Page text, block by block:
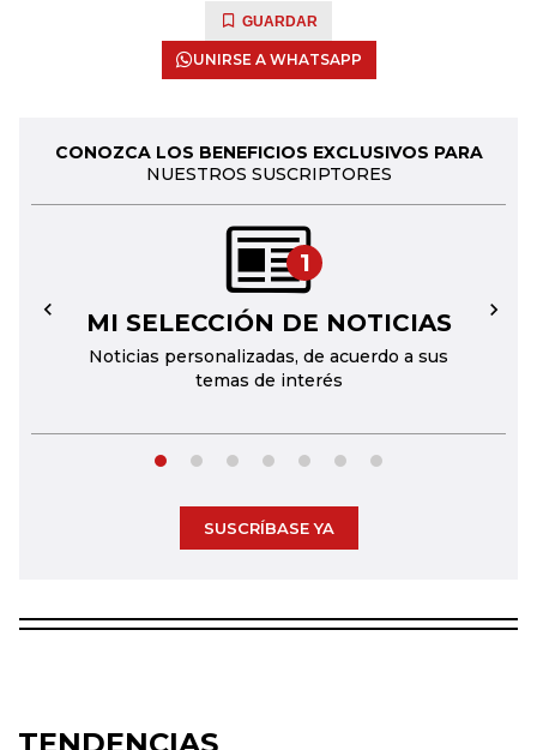
GUARDAR
UNIRSE A WHATSAPP
CONOZCA LOS BENEFICIOS EXCLUSIVOS PARA
NUESTROS SUSCRIPTORES
1
MI SELECCIÓN DE NOTICIAS
Noticias personalizadas, de acuerdo a sus
temas de interés
← →
SUSCRÍBASE YA